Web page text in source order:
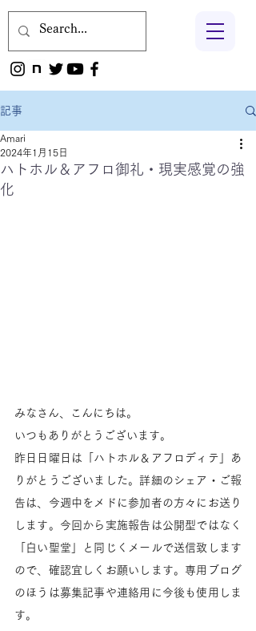
記事
ハトホル＆アフロ御礼・現実感覚の強
化
Amari
2024年1月15日
みなさん、こんにちは。
いつもありがとうございます。
昨日日曜日は「ハトホル＆アフロディテ」あ
りがとうございました。詳細のシェア・ご報
告は、今週中をメドに参加者の方々にお送り
します。今回から実施報告は公開型ではなく
「白い聖堂」と同じくメールで送信致します
ので、確認宜しくお願いします。専用ブログ
のほうは募集記事や連絡用に今後も使用しま
す。